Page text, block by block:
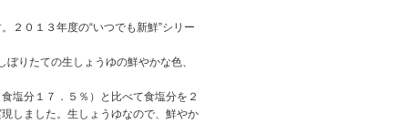
２０１３年度の“いつでも新鮮”シリー
りたての生しょうゆの鮮やかな色、
塩分１７．５％）と比べて食塩分を２
しました。生しょうゆなので、鮮やか